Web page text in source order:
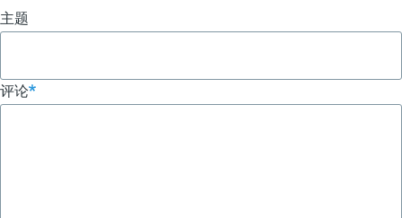
历
接：
主题
评论